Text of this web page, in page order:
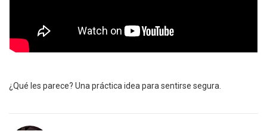
¿Qué les parece? Una práctica idea para sentirse segura.